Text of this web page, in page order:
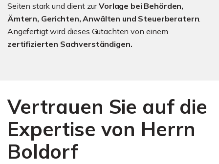
Seiten stark und dient zurVorlage bei Behörden,
Ämtern, Gerichten, Anwälten und Steuerberatern
Angefertigt wird dieses Gutachten von einem
zertifizierten Sachverständigen.
Vertrauen Sie auf die
Expertise von Herrn
Boldorf